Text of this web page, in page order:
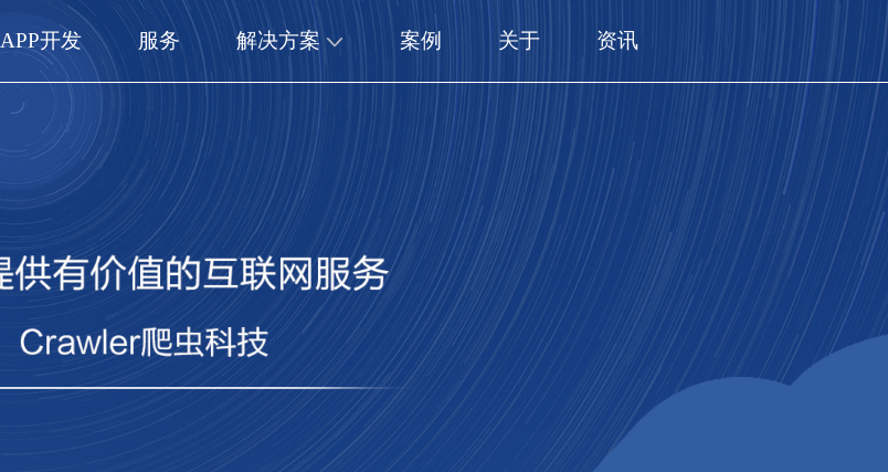
APP开发 服务 解决方案 案例 关于 资讯